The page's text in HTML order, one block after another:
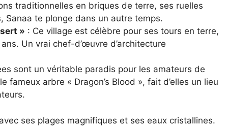
traditionnelles en briques de terre, ses ruelles
Sanaa te plonge dans un autre temps.
» : Ce village est célèbre pour ses tours en terre,
Un vrai chef-d’œuvre d’architecture
sont un véritable paradis pour les amateurs de
fameux arbre « Dragon’s Blood », fait d’elles un lieu
ses plages magnifiques et ses eaux cristallines.